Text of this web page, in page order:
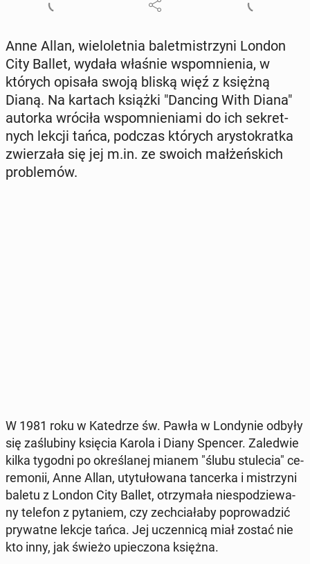
Anne Allan, wie­lo­let­nia ba­let­mi­strzy­ni London
City Ballet, wydała właśnie wspo­mnie­nia, w
których opisała swoją bliską więź z księżną
Dianą. Na kartach książki "Dancing With Diana"
autorka wróciła wspo­mnie­nia­mi do ich se­kret­
nych lekcji tańca, podczas których ary­sto­krat­ka
zwie­rza­ła się jej m.in. ze swoich mał­żeń­skich
pro­ble­mów.
W 1981 roku w Ka­te­drze św. Pawła w Lon­dy­nie odbyły
się za­ślu­bi­ny księcia Karola i Diany Spencer. Za­le­d­wie
kilka tygodni po okre­śla­nej mianem "ślubu stu­le­cia" ce­
re­mo­nii, Anne Allan, uty­tu­ło­wa­na tan­cer­ka i mi­strzy­ni
baletu z London City Ballet, otrzy­ma­ła nie­spo­dzie­wa­
ny telefon z py­ta­niem, czy ze­chcia­ła­by po­pro­wa­dzić
pry­wat­ne lekcje tańca. Jej uczen­ni­cą miał zostać nie
kto inny, jak świeżo upie­czo­na księżna.